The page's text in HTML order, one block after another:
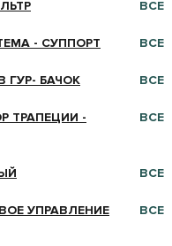
ВСЕ
ВСЕ
- СУППОРТ
ВСЕ
ГУР- БАЧОК
ВСЕ
ТРАПЕЦИИ -
ВСЕ
ВСЕ
УПРАВЛЕНИЕ